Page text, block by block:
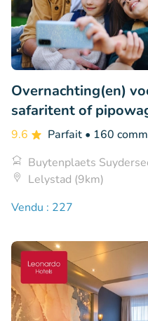
Overnachting(en)
safaritent of
9.6 Parfait • 160
Buytenplaets
Lelystad (9km)
Vendu : 227